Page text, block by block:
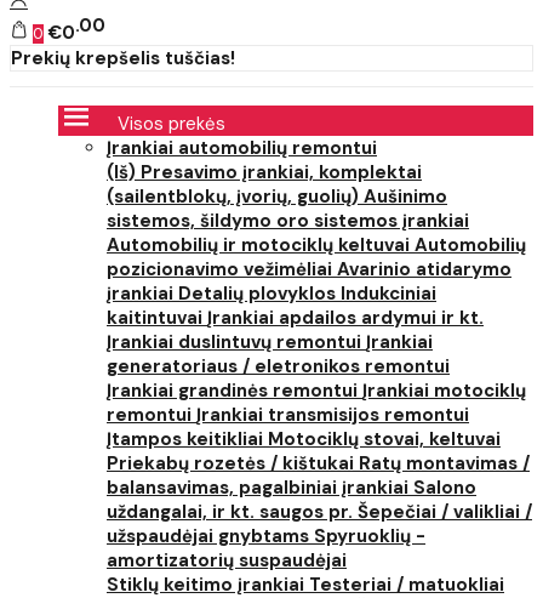
0 €0 00
Prekių krepšelis tuščias!
Visos prekės
Įrankiai automobilių remontui
(Iš) Presavimo įrankiai, komplektai
(sailentblokų, įvorių, guolių) Aušinimo
sistemos, šildymo oro sistemos įrankiai
Automobilių ir motociklų keltuvai Automobilių
pozicionavimo vežimėliai Avarinio atidarymo
įrankiai Detalių plovyklos Indukciniai
kaitintuvai Įrankiai apdailos ardymui ir kt.
Įrankiai duslintuvų remontui Įrankiai
generatoriaus / eletronikos remontui
Įrankiai grandinės remontui Įrankiai motociklų
remontui Įrankiai transmisijos remontui
Įtampos keitikliai Motociklų stovai, keltuvai
Priekabų rozetės / kištukai Ratų montavimas /
balansavimas, pagalbiniai įrankiai Salono
uždangalai, ir kt. saugos pr. Šepečiai / valikliai /
užspaudėjai gnybtams Spyruoklių -
amortizatorių suspaudėjai
Stiklų keitimo įrankiai Testeriai / matuokliai